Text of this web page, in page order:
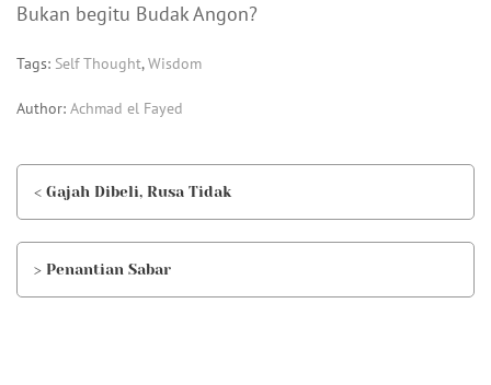
Bukan begitu Budak Angon?
Tags: Self Thought,Wisdom
Author: Achmad el Fayed
< Gajah Dibeli, Rusa Tidak
> Penantian Sabar